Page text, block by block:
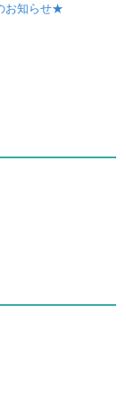
お知らせ★